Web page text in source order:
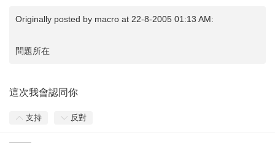
Originally posted by macro at 22-8-2005 01:13 AM:
問題所在
這次我會認同你
支持 反對